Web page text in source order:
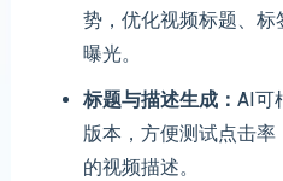
势，优化视频标题、
曝光。
标题与描述生成： AI可
版本，方便测试点击率
的视频描述。